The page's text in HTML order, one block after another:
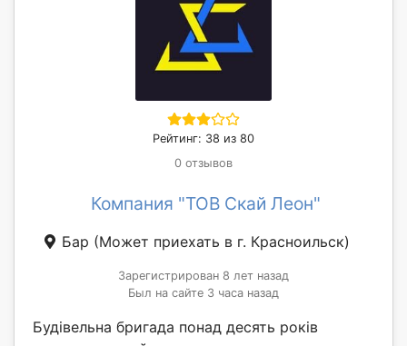
Рейтинг: 38 из 80
0 отзывов
Компания "ТОВ Скай Леон"
Бар (Может приехать в г. Красноильск)
Зарегистрирован 8 лет назад
Был на сайте 3 часа назад
Будівельна бригада понад десять років